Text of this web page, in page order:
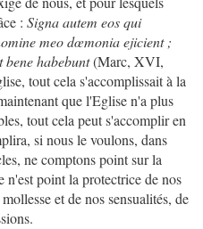
: Signa autem eos qui
meo dœmonia ejicient ;
habebunt(Marc, XVI,
tout cela s'accomplissait à la
que l'Eglise n'a plus
tout cela peut s'accomplir en
si nous le voulons, dans
ne comptons point sur la
n'est point la protectrice de nos
et de nos sensualités, de